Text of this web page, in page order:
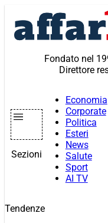
contenuto
Fondato nel
Direttore
Sezioni
Economia
Corporate
Politica
Esteri
News
Salute
Sport
AI TV
Tendenze